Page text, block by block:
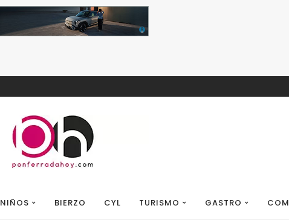
BIERZO CYL TURISMO GASTRO